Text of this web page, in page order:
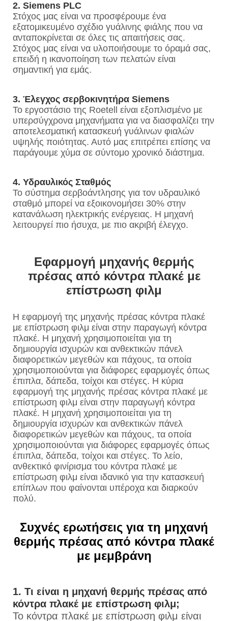
2. Siemens PLC
Στόχος μας είναι να προσφέρουμε ένα
εξατομικευμένο σχέδιο γυάλινης φιάλης που να
ανταποκρίνεται σε όλες τις απαιτήσεις σας.
Στόχος μας είναι να υλοποιήσουμε το όραμά σας,
επειδή η ικανοποίηση των πελατών είναι
σημαντική για εμάς.
3. Έλεγχος σερβοκινητήρα Siemens
Το εργοστάσιο της Roetell είναι εξοπλισμένο με
υπερσύγχρονα μηχανήματα για να διασφαλίζει την
αποτελεσματική κατασκευή γυάλινων φιαλών
υψηλής ποιότητας. Αυτό μας επιτρέπει επίσης να
παράγουμε χύμα σε σύντομο χρονικό διάστημα.
4. Υδραυλικός Σταθμός
Το σύστημα σερβοάντλησης για τον υδραυλικό
σταθμό μπορεί να εξοικονομήσει 30% στην
κατανάλωση ηλεκτρικής ενέργειας. Η μηχανή
λειτουργεί πιο ήσυχα, με πιο ακριβή έλεγχο.
Εφαρμογή μηχανής θερμής
πρέσας από κόντρα πλακέ με
επίστρωση φιλμ
Η εφαρμογή της μηχανής πρέσας κόντρα πλακέ
με επίστρωση φιλμ είναι στην παραγωγή κόντρα
πλακέ. Η μηχανή χρησιμοποιείται για τη
δημιουργία ισχυρών και ανθεκτικών πάνελ
διαφορετικών μεγεθών και πάχους, τα οποία
χρησιμοποιούνται για διάφορες εφαρμογές όπως
έπιπλα, δάπεδα, τοίχοι και στέγες. Η κύρια
εφαρμογή της μηχανής πρέσας κόντρα πλακέ με
επίστρωση φιλμ είναι στην παραγωγή κόντρα
πλακέ. Η μηχανή χρησιμοποιείται για τη
δημιουργία ισχυρών και ανθεκτικών πάνελ
διαφορετικών μεγεθών και πάχους, τα οποία
χρησιμοποιούνται για διάφορες εφαρμογές όπως
έπιπλα, δάπεδα, τοίχοι και στέγες. Το λείο,
ανθεκτικό φινίρισμα του κόντρα πλακέ με
επίστρωση φιλμ είναι ιδανικό για την κατασκευή
επίπλων που φαίνονται υπέροχα και διαρκούν
πολύ.
Συχνές ερωτήσεις για τη μηχανή
θερμής πρέσας από κόντρα πλακέ
με μεμβράνη
1. Τι είναι η μηχανή θερμής πρέσας από
κόντρα πλακέ με επίστρωση φιλμ;
Το κόντρα πλακέ με επίστρωση φιλμ είναι